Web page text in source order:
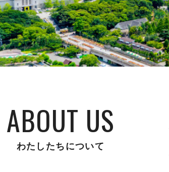
ABOUT US
わたしたちについて